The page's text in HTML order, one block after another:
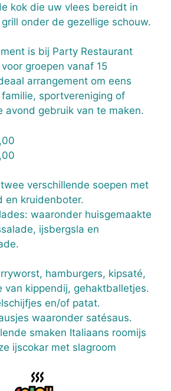
kok die uw vlees bereidt in
onder de gezellige schouw.
is bij Party Restaurant
groepen vanaf 15
arrangement om eens
sportvereniging of
avond gebruik van te maken.
verschillende soepen met
en kruidenboter.
waaronder huisgemaakte
ijsbergsla en
hamburgers, kipsaté,
van kippendij, gehaktballetjes.
en/of patat.
waaronder satésaus.
smaken Italiaans roomijs
ijscokar met slagroom